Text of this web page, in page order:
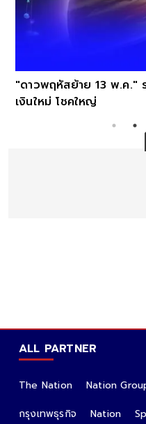
"ดาวพฤหัสย้าย 13 พ.ค."
เงินใหม่ โชคใหญ่
ALL PARTNER
The Nation Nation
กรุงเทพธุรกิจ
Nation